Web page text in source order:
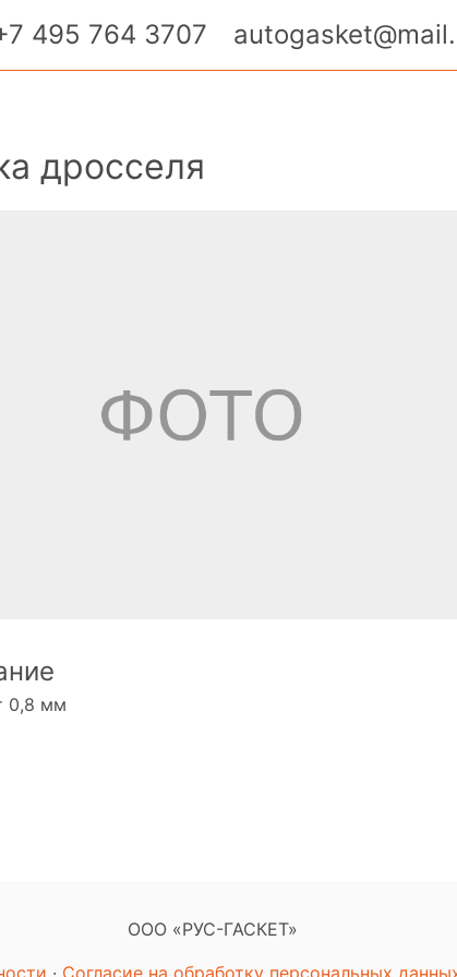
495 764 3707
дросселя
0,8 мм
ООО «РУС-ГАСКЕТ»
· Согласие на обработку персональных